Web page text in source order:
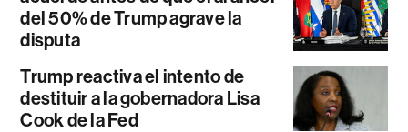
del 50% de Trump agrave la
disputa
Trump reactiva el intento de
destituir a la gobernadora Lisa
Cook de la Fed